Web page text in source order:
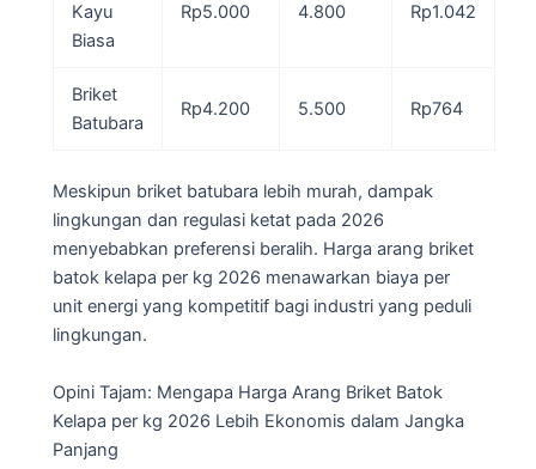
Kayu
Biasa
Rp5.000 4.800 Rp1.042
Briket
Batubara
Rp4.200 5.500 Rp764
Meskipun briket batubara lebih murah, dampak
lingkungan dan regulasi ketat pada 2026
menyebabkan preferensi beralih. Harga arang briket
batok kelapa per kg 2026 menawarkan biaya per
unit energi yang kompetitif bagi industri yang peduli
lingkungan.
Opini Tajam: Mengapa Harga Arang Briket Batok
Kelapa per kg 2026 Lebih Ekonomis dalam Jangka
Panjang